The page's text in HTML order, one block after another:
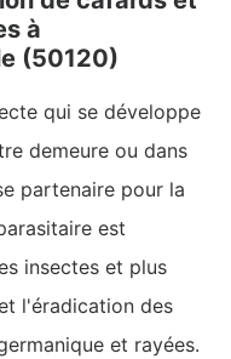
à
(50120)
qui se développe
demeure ou dans
partenaire pour la
est
insectes et plus
l'éradication des
et rayées.